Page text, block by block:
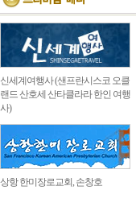
신세계여행사 (샌프란시스코 오클
랜드 산호세 산타클라라 한인 여행
사)
상항 한미장로교회, 손창호